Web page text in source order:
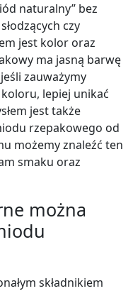
naturalny” bez
czy
jest kolor oraz
ma jasną barwę
zauważymy
lepiej unikać
jest także
rzepakowego od
możemy znaleźć ten
smaku oraz
można
składnikiem